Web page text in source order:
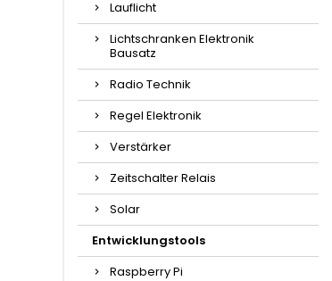
Lauflicht
Lichtschranken Elektronik
Bausatz
Radio Technik
Regel Elektronik
Verstärker
Zeitschalter Relais
Solar
Entwicklungstools
Raspberry Pi